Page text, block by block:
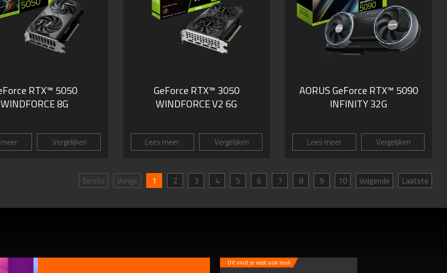
RTX™ 5050
WINDFORCE 8G
Vergelijken
GeForce RTX™ 3050
WINDFORCE V2 6G
Lees meer Vergelijken
AORUS GeForce RTX™ 5090
INFINITY 32G
Lees meer Vergelijken
Eerste Vorige 1 2 3 4 5 6 7 8 9 10 Volgende Laatste
Dit vind je vast ook leuk